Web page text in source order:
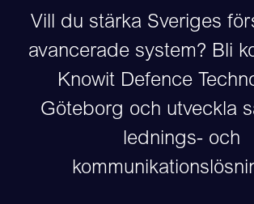
Vill du stärka Sveriges
avancerade system? Bli
Knowit Defence
Göteborg och utveckla
lednings- och